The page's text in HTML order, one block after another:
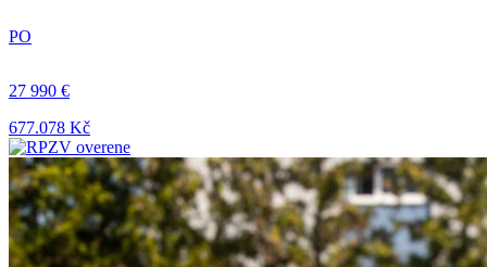
PO
27 990 €
677.078 Kč